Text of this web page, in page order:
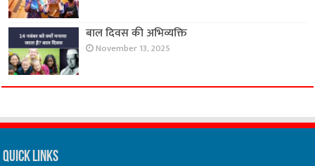
बाल दिवस की अभिव्यक्ति
November 13, 2025
Quick Links